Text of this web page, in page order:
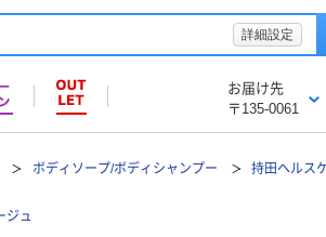
詳細設定
お届け先
〒135-0061
ボディソープ/ボディシャンプー 持田ヘルス
ジュ